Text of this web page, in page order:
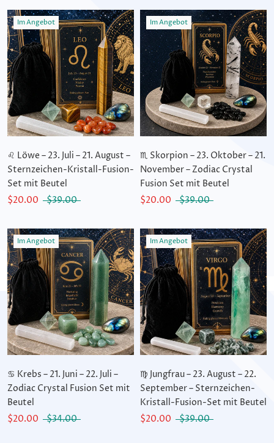
Im Angebot
♌ Löwe – 23. Juli – 21. August –
Sternzeichen-Kristall-Fusion-
Set mit Beutel
$20.00
$39.00
Im Angebot
♏ Skorpion – 23. Oktober – 21.
November – Zodiac Crystal
Fusion Set mit Beutel
$20.00
$39.00
Im Angebot
♋ Krebs – 21. Juni – 22. Juli –
Zodiac Crystal Fusion Set mit
Beutel
$20.00
$34.00
Im Angebot
♍ Jungfrau – 23. August – 22.
September – Sternzeichen-
Kristall-Fusion-Set mit Beutel
$20.00
$39.00